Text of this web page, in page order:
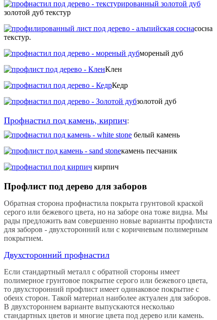
золотой дуб текстур
сосна
текстур.
мореный дуб
Клен
Кедр
золотой дуб
Профнастил под камень, кирпич:
белый камень
камень песчаник
кирпич
Профлист под дерево для заборов
Обратная сторона профнастила покрыта грунтовой краской
серого или бежевого цвета, но на заборе она тоже видна. Мы
рады предложить вам совершенно новые варианты профлиста
для заборов - двухсторонний или с коричневым полимерным
покрытием.
Двухсторонний профнастил
Если стандартный металл с обратной стороны имеет
полимерное грунтовое покрытие серого или бежевого цвета,
то двухсторонний профлист имеет одинаковое покрытие с
обеих сторон. Такой материал наиболее актуален для заборов.
В двухстороннем варианте выпускаются несколько
стандартных цветов и многие цвета под дерево или камень.